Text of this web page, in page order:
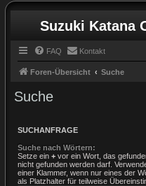
Suzuki Katana
FAQ Kontakt
Foren-Übersicht Suche
Suche
SUCHANFRAGE
Suche nach Wörtern:
Setze ein + vor ein Wort, das
nicht gefunden werden darf.
einer Klammer, wenn nur eines der
als Platzhalter für teilweise